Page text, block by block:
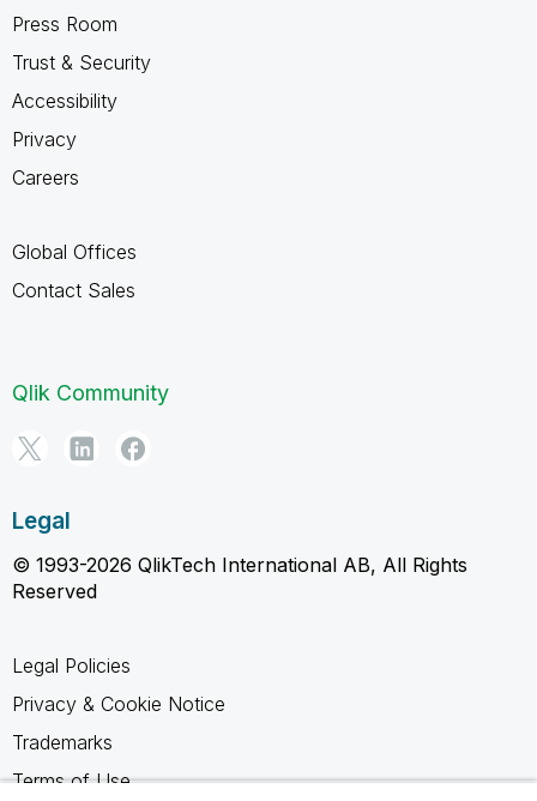
Press Room
Trust & Security
Accessibility
Privacy
Careers
Global Offices
Contact Sales
Qlik Community
Legal
© 1993-2026 QlikTech International AB, All Rights
Reserved
Legal Policies
Privacy & Cookie Notice
Trademarks
Terms of Use